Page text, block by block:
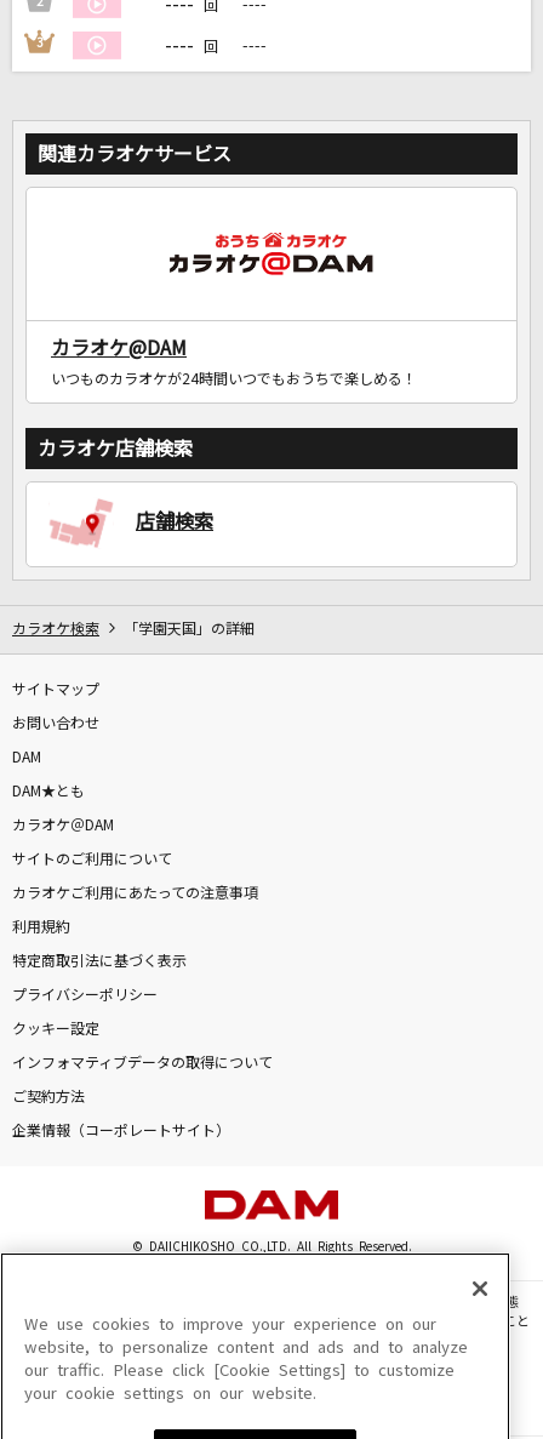
家族や友達と一緒に！練習にも！
---- 回 ----
3 ---- 回 ----
関連カラオケサービス
カラオケ@DAM
いつものカラオケが24時間いつでもおうちで楽しめる！
カラオケ店舗検索
店舗検索
カラオケ検索 「学園天国」の詳細
サイトマップ
お問い合わせ
DAM
DAM★とも
カラオケ＠DAM
サイトのご利用について
カラオケご利用にあたっての注意事項
利用規約
特定商取引法に基づく表示
プライバシーポリシー
クッキー設定
インフォマティブデータの取得について
ご契約方法
企業情報（コーポレートサイト）
© DAIICHIKOSHO CO.,LTD. All Rights Reserved.
このサイトに掲載されている一切の文章・画像・写真・動画・音声等を、手段や形態
を問わず、著作権法の定める範囲を超えて無断で複製、転載、ファイル化などすること
を禁じます。
楽曲及びコンテンツは、機種によりご利用いただけない場合があります。
楽曲及びコンテンツの配信日、配信内容が変更になる場合があります。
We use cookies to improve your experience on our
website, to personalize content and ads and to analyze
our traffic. Please click [Cookie Settings] to customize
your cookie settings on our website.